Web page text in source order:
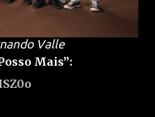
Valle
Mais”: